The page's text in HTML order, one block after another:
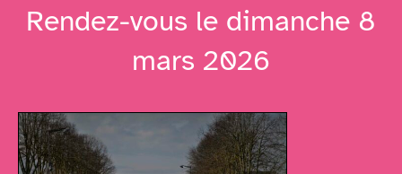
Rendez-vous le dimanche 8
mars 2026